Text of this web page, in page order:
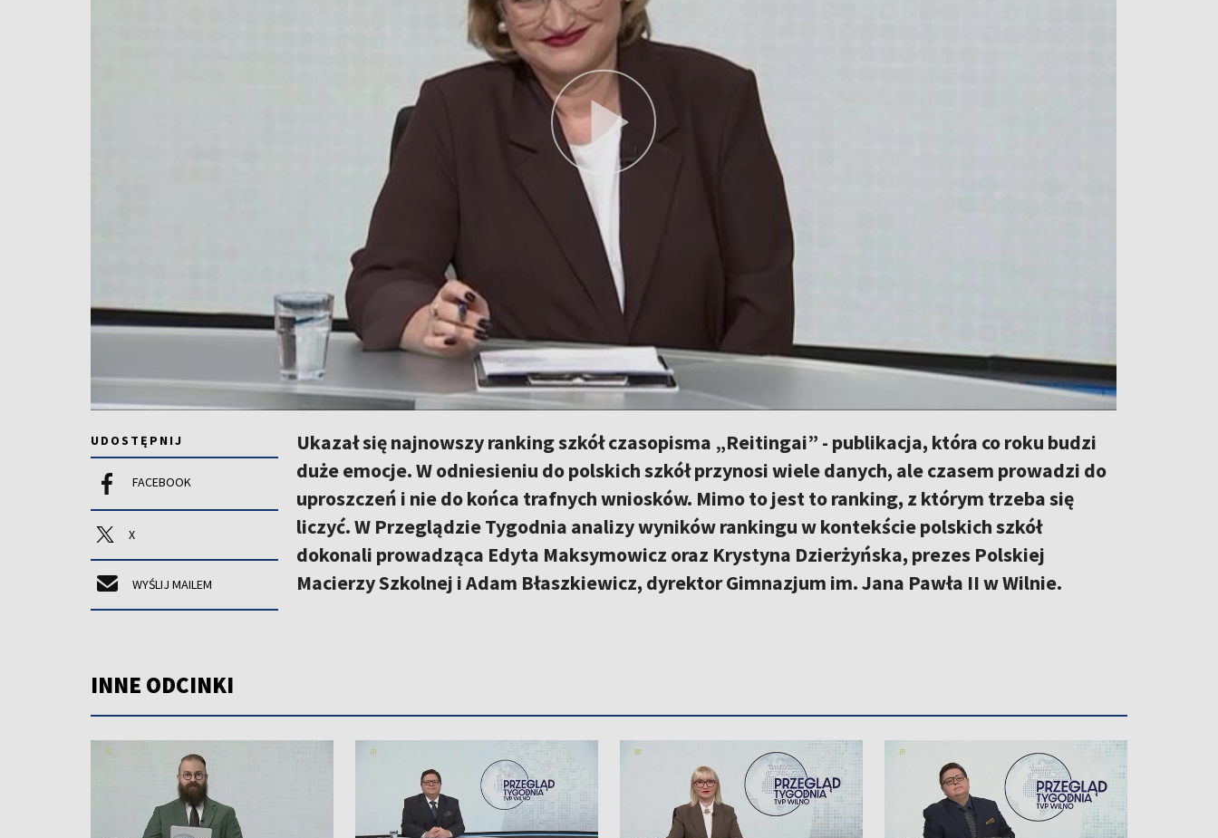
UDOSTĘPNIJ
FACEBOOK
X
WYŚLIJ MAILEM
Ukazał się najnowszy ranking szkół czasopisma „Reitingai” - publikacja, która co roku budzi
duże emocje. W odniesieniu do polskich szkół przynosi wiele danych, ale czasem prowadzi do
uproszczeń i nie do końca trafnych wniosków. Mimo to jest to ranking, z którym trzeba się
liczyć. W Przeglądzie Tygodnia analizy wyników rankingu w kontekście polskich szkół
dokonali prowadząca Edyta Maksymowicz oraz Krystyna Dzierżyńska, prezes Polskiej
Macierzy Szkolnej i Adam Błaszkiewicz, dyrektor Gimnazjum im. Jana Pawła II w Wilnie.
INNE ODCINKI